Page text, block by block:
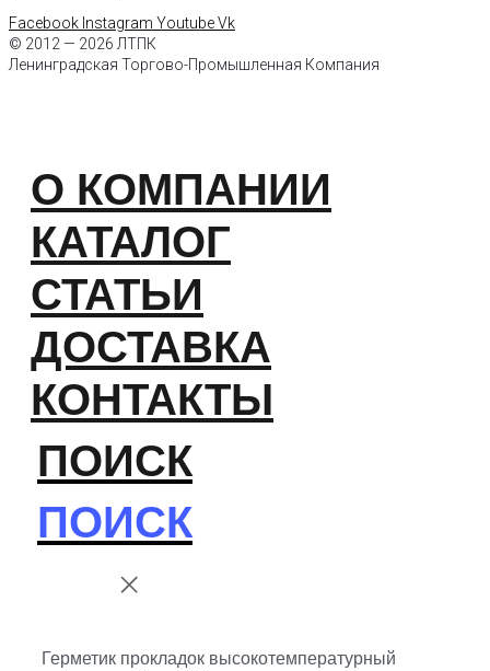
Facebook Instagram YoutubeVk
© 2012 — 2026 ЛТПК
Ленинградская Торгово-Промышленная Компания
О КОМПАНИИ
КАТАЛОГ
СТАТЬИ
ДОСТАВКА
КОНТАКТЫ
ПОИСК
ПОИСК
Герметик прокладок высокотемпературный